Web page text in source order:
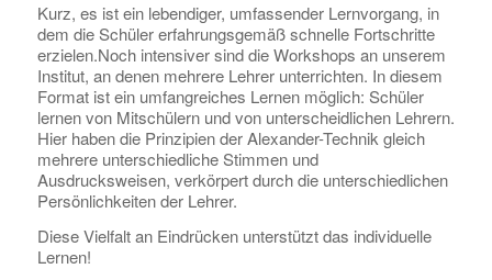
Kurz, es ist ein lebendiger, umfassender Lernvorgang, in
dem die Schüler erfahrungsgemäß schnelle Fortschritte
erzielen.Noch intensiver sind die Workshops an unserem
Institut, an denen mehrere Lehrer unterrichten. In diesem
Format ist ein umfangreiches Lernen möglich: Schüler
lernen von Mitschülern und von unterscheidlichen Lehrern.
Hier haben die Prinzipien der Alexander-Technik gleich
mehrere unterschiedliche Stimmen und
Ausdrucksweisen, verkörpert durch die unterschiedlichen
Persönlichkeiten der Lehrer.
Diese Vielfalt an Eindrücken unterstützt das individuelle
Lernen!